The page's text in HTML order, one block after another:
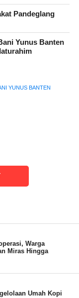
memaparkan
Banten yang
Paguyuban ini
berkumpul, tetapi
mewakili
tidak dapat hadir
juga
kasih kepada
terhadap sesama
kegiatan Bazar
ini berjalan lancar
Kota Serang
amal baik
diberikan balasan
Pandeglang
Yunus Banten
YUNUS BANTEN
Warga
Miras Hingga
Umah Kopi